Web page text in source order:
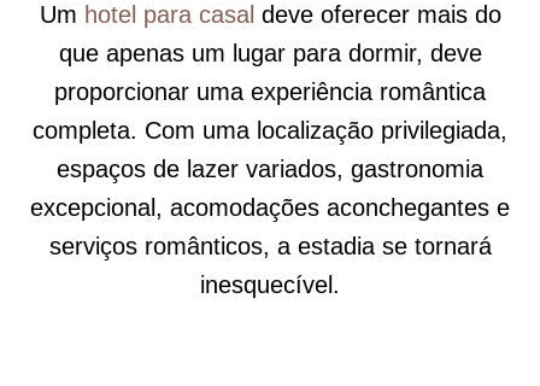
Um hotel para casal deve oferecer mais do
que apenas um lugar para dormir, deve
proporcionar uma experiência romântica
completa. Com uma localização privilegiada,
espaços de lazer variados, gastronomia
excepcional, acomodações aconchegantes e
serviços românticos, a estadia se tornará
inesquecível.